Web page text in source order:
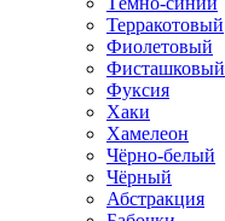
Терракотовый
Фиолетовый
Фисташковый
Фуксия
Хаки
Хамелеон
Чёрно-белый
Чёрный
Абстракция